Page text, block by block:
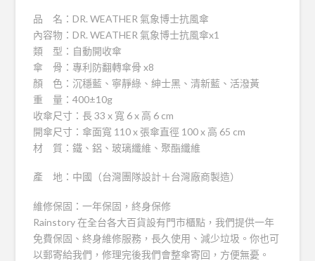
品 名：DR. WEATHER 氣象博士抗風傘
內容物：DR. WEATHER 氣象博士抗風傘x1
類 型：自動開收傘
傘 骨：專利防翻轉傘骨 x8
顏 色：沉穩藍、寧靜綠、紳士黑、清新藍、活潑黃
重 量：400±10g
收傘尺寸：長 33 x 寬 6 x 高 6 cm
開傘尺寸：傘面寬 110 x 張傘直徑 100 x 高 65 cm
材 質：鐵、鋁、玻璃纖維、聚酯纖維
產 地：中國（台灣團隊設計＋台灣廠商製造）
維修保固：一年保固，終身保修
Rainstory 在全台各大百貨設有門市櫃點，我們提供一年
免費保固、終身維修服務，長久使用、減少垃圾。你也可
以郵寄給我們，修理完後我們會整傘寄回，方便無憂。